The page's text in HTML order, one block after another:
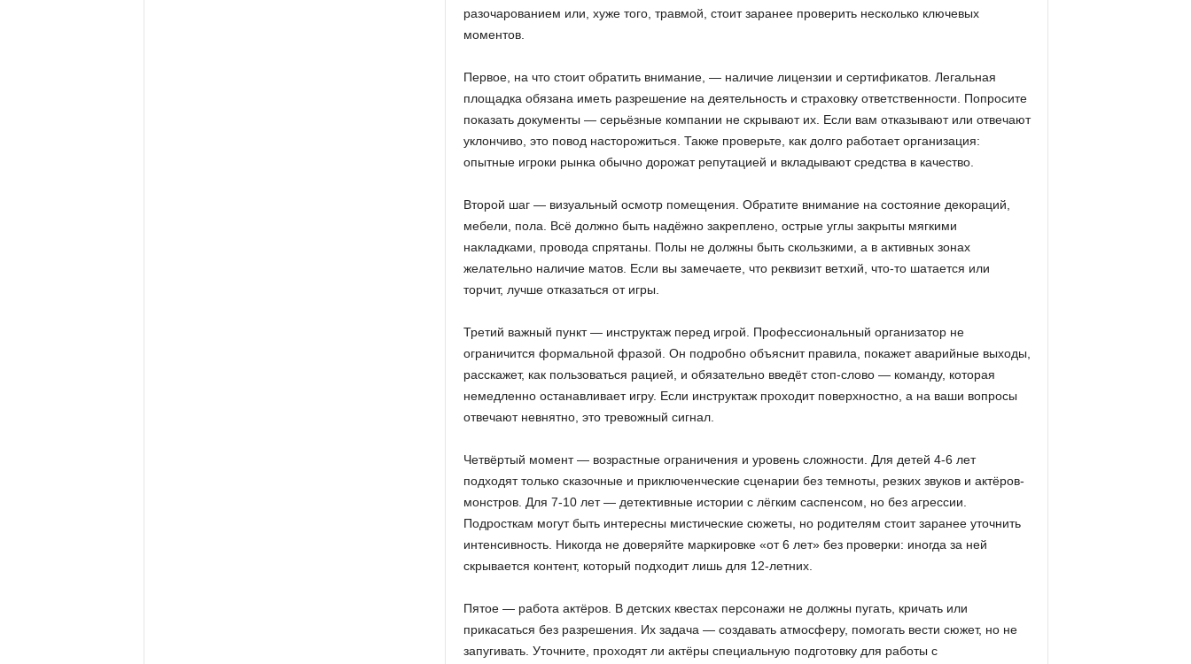
разочарованием или, хуже того, травмой, стоит заранее проверить несколько ключевых
моментов.
Первое, на что стоит обратить внимание, — наличие лицензии и сертификатов. Легальная
площадка обязана иметь разрешение на деятельность и страховку ответственности. Попросите
показать документы — серьёзные компании не скрывают их. Если вам отказывают или отвечают
уклончиво, это повод насторожиться. Также проверьте, как долго работает организация:
опытные игроки рынка обычно дорожат репутацией и вкладывают средства в качество.
Второй шаг — визуальный осмотр помещения. Обратите внимание на состояние декораций,
мебели, пола. Всё должно быть надёжно закреплено, острые углы закрыты мягкими
накладками, провода спрятаны. Полы не должны быть скользкими, а в активных зонах
желательно наличие матов. Если вы замечаете, что реквизит ветхий, что-то шатается или
торчит, лучше отказаться от игры.
Третий важный пункт — инструктаж перед игрой. Профессиональный организатор не
ограничится формальной фразой. Он подробно объяснит правила, покажет аварийные выходы,
расскажет, как пользоваться рацией, и обязательно введёт стоп-слово — команду, которая
немедленно останавливает игру. Если инструктаж проходит поверхностно, а на ваши вопросы
отвечают невнятно, это тревожный сигнал.
Четвёртый момент — возрастные ограничения и уровень сложности. Для детей 4-6 лет
подходят только сказочные и приключенческие сценарии без темноты, резких звуков и актёров-
монстров. Для 7-10 лет — детективные истории с лёгким саспенсом, но без агрессии.
Подросткам могут быть интересны мистические сюжеты, но родителям стоит заранее уточнить
интенсивность. Никогда не доверяйте маркировке «от 6 лет» без проверки: иногда за ней
скрывается контент, который подходит лишь для 12-летних.
Пятое — работа актёров. В детских квестах персонажи не должны пугать, кричать или
прикасаться без разрешения. Их задача — создавать атмосферу, помогать вести сюжет, но не
запугивать. Уточните, проходят ли актёры специальную подготовку для работы с